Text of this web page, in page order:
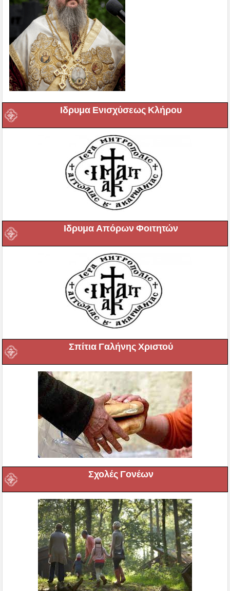
Ιδρυμα Ενισχύσεως Κλήρου
Ιδρυμα Απόρων Φοιτητών
Σπίτια Γαλήνης Χριστού
Σχολές Γονέων